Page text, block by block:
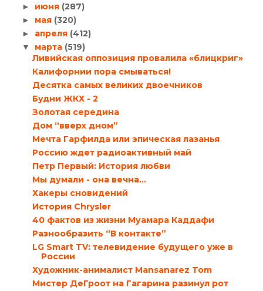
► июня (287)
► мая (320)
► апреля (412)
▼ марта (519)
Ливийская оппозиция провалила «блицкриг»
Калифорнии пора смываться!
Десятка самых великих двоечников
Будни ЖКХ - 2
Золотая середина
Дом “вверх дном”
Мечта Гарфилда или эпическая лазанья
Россию ждет радиоактивный май
Петр Первый: История любви
Мы думали - она вечна...
Хакеры сновидений
История Chrysler
40 фактов из жизни Муамара Каддафи
Разнообразить “В контакте”
LG Smart TV: телевидение будущего уже в
России
Художник-анималист Mansanarez Tom
Мистер ДеГроот на Гагарина разинул рот